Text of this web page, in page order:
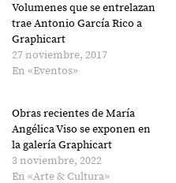
Volumenes que se entrelazan
trae Antonio García Rico a
Graphicart
27 noviembre, 2017
En «Eventos»
Obras recientes de María
Angélica Viso se exponen en
la galería Graphicart
3 noviembre, 2022
En «Arte & Cultura»